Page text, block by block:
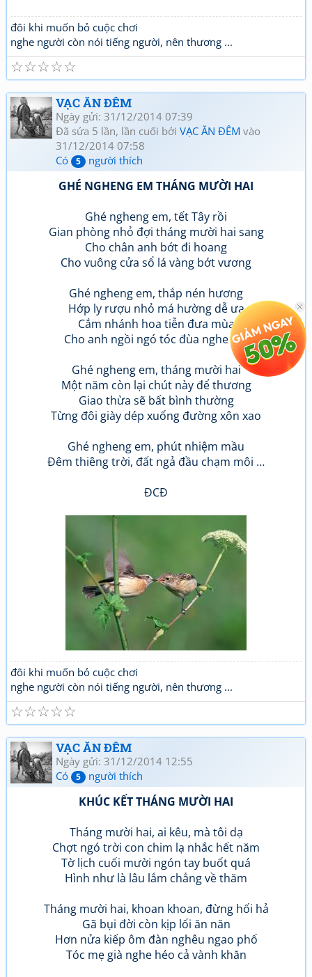
đôi khi muốn bỏ cuộc chơi
nghe người còn nói tiếng người, nên thương ...
☆
☆
☆
☆
☆
VẠC ĂN ĐÊM
Ngày gửi: 31/12/2014 07:39
Đã sửa 5 lần, lần cuối bởi VẠC ĂN ĐÊM vào
31/12/2014 07:58
Có
5 người thích
GHÉ NGHENG EM THÁNG MƯỜI HAI
Ghé ngheng em, tết Tây rồi
Gian phòng nhỏ đợi tháng mười hai sang
Cho chân anh bớt đi hoang
Cho vuông cửa sổ lá vàng bớt vương
Ghé ngheng em, thắp nén hương
Hớp ly rượu nhỏ má hường dễ ưa
Cắm nhánh hoa tiễn đưa mùa
Cho anh ngồi ngó tóc đùa nghe say
Ghé ngheng em, tháng mười hai
Một năm còn lại chút này để thương
Giao thừa sẽ bất bình thường
Từng đôi giày dép xuống đường xôn xao
Ghé ngheng em, phút nhiệm mầu
Đêm thiêng trời, đất ngả đầu chạm môi …
ĐCĐ
đôi khi muốn bỏ cuộc chơi
nghe người còn nói tiếng người, nên thương ...
☆
☆
☆
☆
☆
VẠC ĂN ĐÊM
Ngày gửi: 31/12/2014 12:55
Có
5 người thích
KHÚC KẾT THÁNG MƯỜI HAI
Tháng mười hai, ai kêu, mà tôi dạ
Chợt ngó trời con chim lạ nhắc hết năm
Tờ lịch cuối mười ngón tay buốt quá
Hình như là lâu lắm chẳng về thăm
Tháng mười hai, khoan khoan, đừng hối hả
Gã bụi đời còn kịp lối ăn năn
Hơn nửa kiếp ôm đàn nghêu ngao phố
Tóc mẹ già nghe héo cả vành khăn